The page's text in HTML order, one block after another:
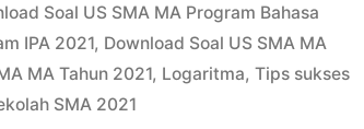
Soal US SMA MA Program Bahasa
IPA 2021, Download Soal US SMA MA
MA Tahun 2021, Logaritma,Tips sukses
SMA 2021